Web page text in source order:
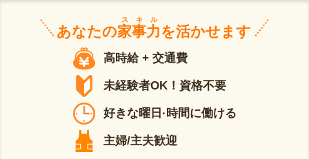
あなたの家事力
スキル
を活かせます
高時給 + 交通費
未経験者OK！資格不要
好きな曜日·時間に働ける
主婦/主夫歓迎